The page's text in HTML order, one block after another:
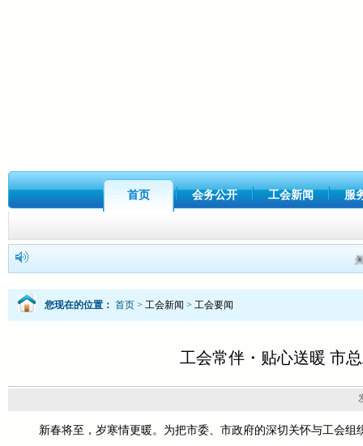
首页 会务公开 工会新闻 服
您现在的位置： 首页 > 工会新闻 > 工会要闻
工会常伴・贴心送暖 市
新春将至，岁寒情更暖。为把市委、市政府的深切关怀与工会